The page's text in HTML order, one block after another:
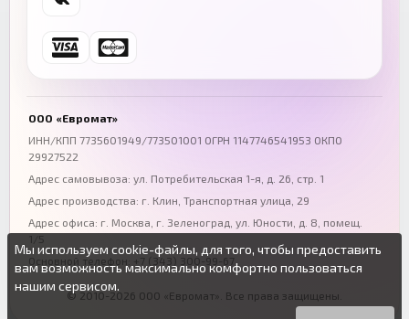
Ростов-на-Дону
+7 (863) 333-50-75
Волгоград
+7 (844) 261-36-12
Омск
ООО «Евромат»
ИНН/КПП 7735601949/773501001 ОГРН 1147746541953 ОКПО
29927522
Адрес самовывоза: ул. Потребительская 1-я, д. 26, стр. 1
Адрес производства: г. Клин, Транспортная улица, 29
Адрес офиса: г. Москва, г. Зеленоград ул. Юности, д. 8, помещ.
1/5
Основной телефон:
+7 (343) 300-99-67
© 2010-2026 ООО «Евромат». Все права защищены.
Мы используем cookie-файлы, для того, чтобы предоставить
вам возможность максимально комфортно пользоваться
нашим сервисом.
Вы можете подробнее прочитать о cookie-файлах в открытых
Продолжая пользоваться данным сайтом без изменения